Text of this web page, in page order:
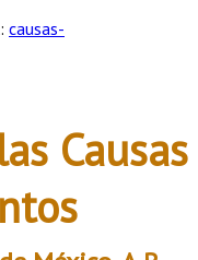
causas-
Causas